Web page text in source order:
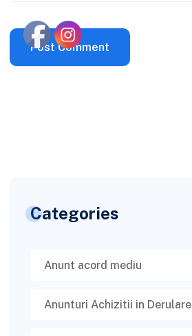
Categories
Anunt acord mediu
Anunturi Achizitii in Derulare